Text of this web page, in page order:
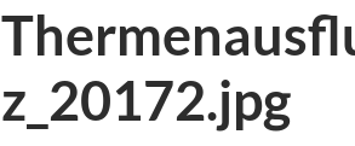
z_20172.jpg